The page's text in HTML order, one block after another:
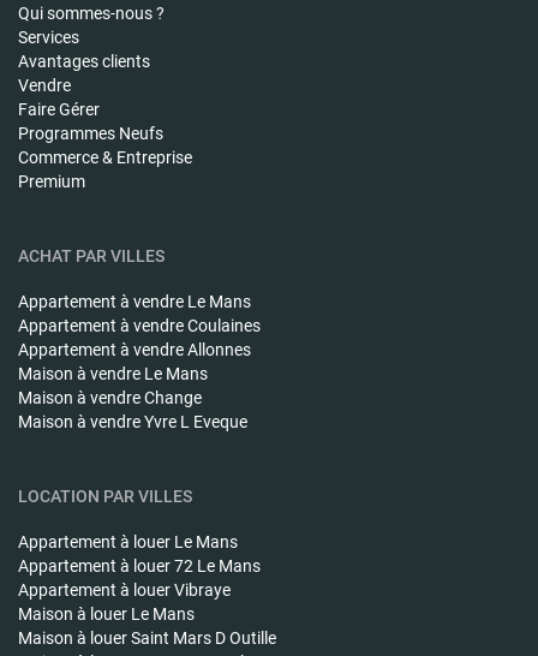
Qui sommes-nous ?
Services
Avantages clients
Vendre
Faire Gérer
Programmes Neufs
Commerce & Entreprise
Premium
ACHAT PAR VILLES
Appartement à vendre Le Mans
Appartement à vendreCoulaines
Appartement à vendreAllonnes
Maison à vendre Le Mans
Maison à vendreChange
Maison à vendreYvre L Eveque
LOCATION PAR VILLES
Appartement à louer Le Mans
Appartement à louer72 Le Mans
Appartement à louerVibraye
Maison à louer Le Mans
Maison à louerSaint Mars D Outille